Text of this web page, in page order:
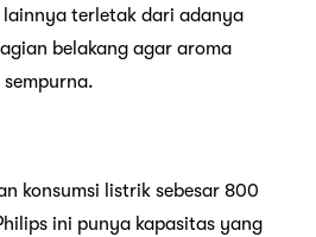
terletak dari adanya
belakang agar aroma
konsumsi listrik sebesar 800
ini punya kapasitas yang